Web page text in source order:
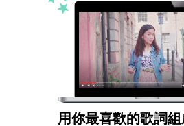
用你最喜歡的歌詞